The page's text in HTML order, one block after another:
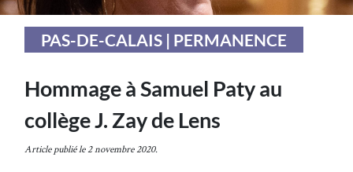
PAS-DE-CALAIS | PERMANENCE
Hommage à Samuel Paty au
collège J. Zay de Lens
Article publié le 2 novembre 2020.